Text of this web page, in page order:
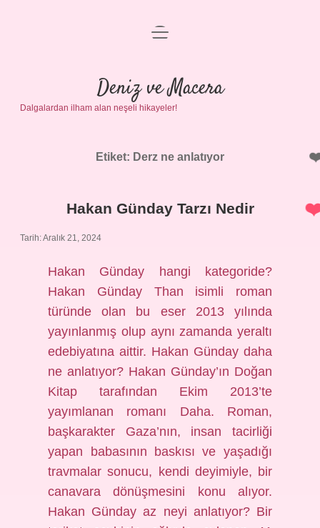
Anasayfa
Gizlilik Politikası
Yasal Uyarı
menüyü
Deniz ve Macera
Dalgalardan ilham alan neşeli hikayeler!
Etiket: Derz ne anlatıyor
Hakan Günday Tarzı Nedir
Tarih: Aralık 21, 2024
Hakan Günday hangi kategoride?
Hakan Günday Than isimli roman
türünde olan bu eser 2013 yılında
yayınlanmış olup aynı zamanda yeraltı
edebiyatına aittir. Hakan Günday daha
ne anlatıyor? Hakan Günday’ın Doğan
Kitap tarafından Ekim 2013’te
yayımlanan romanı Daha. Roman,
başkarakter Gaza’nın, insan tacirliği
yapan babasının baskısı ve yaşadığı
travmalar sonucu, kendi deyimiyle, bir
canavara dönüşmesini konu alıyor.
Hakan Günday az neyi anlatıyor? Bir